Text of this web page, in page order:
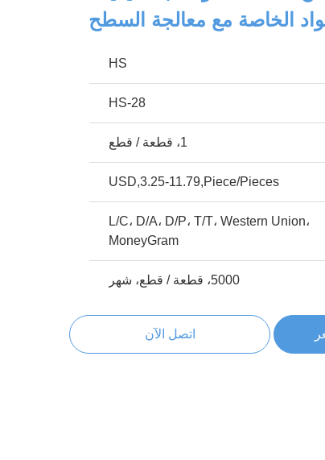
الخاصة مع معالجة السطح
HS
HS-28
1، قطعة / قطع
USD,3.25-11.79,Piece/Pieces
L/C، D/A، D/P، T/T، Western Union،
MoneyGram
5000، قطعة / قطع، شهر
اتصل الآن